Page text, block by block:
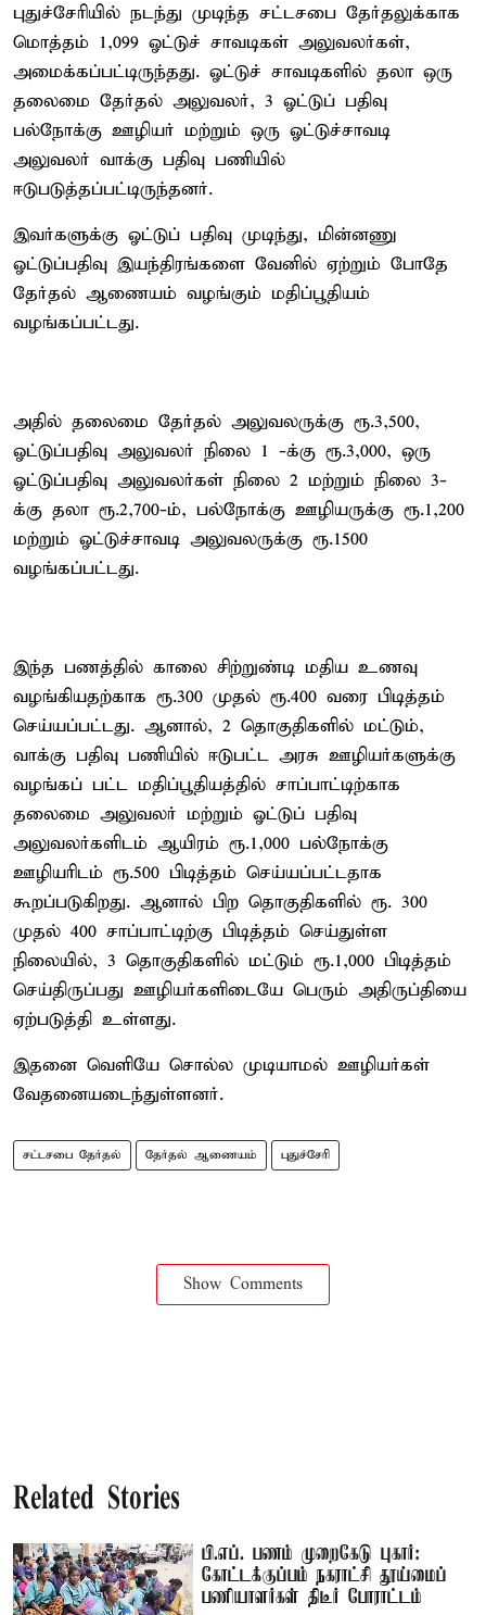
புதுச்சேரியில் நடந்து முடிந்த சட்டசபை தேர்தலுக்காக
மொத்தம் 1,099 ஓட்டுச் சாவடிகள் அலுவலர்கள்,
அமைக்கப்பட்டிருந்தது. ஓட்டுச் சாவடிகளில் தலா ஒரு
தலைமை தேர்தல் அலுவலர், 3 ஓட்டுப் பதிவு
பல்நோக்கு ஊழியர் மற்றும் ஒரு ஓட்டுச்சாவடி
அலுவலர் வாக்கு பதிவு பணியில்
ஈடுபடுத்தப்பட்டிருந்தனர்.
இவர்களுக்கு ஓட்டுப் பதிவு முடிந்து, மின்னணு
ஓட்டுப்பதிவு இயந்திரங்களை வேனில் ஏற்றும் போதே
தேர்தல் ஆணையம் வழங்கும் மதிப்பூதியம்
வழங்கப்பட்டது.
அதில் தலைமை தேர்தல் அலுவலருக்கு ரூ.3,500,
ஓட்டுப்பதிவு அலுவலர் நிலை 1 -க்கு ரூ.3,000, ஒரு
ஓட்டுப்பதிவு அலுவலர்கள் நிலை 2 மற்றும் நிலை 3-
க்கு தலா ரூ.2,700-ம், பல்நோக்கு ஊழியருக்கு ரூ.1,200
மற்றும் ஓட்டுச்சாவடி அலுவலருக்கு ரூ.1500
வழங்கப்பட்டது.
இந்த பணத்தில் காலை சிற்றுண்டி மதிய உணவு
வழங்கியதற்காக ரூ.300 முதல் ரூ.400 வரை பிடித்தம்
செய்யப்பட்டது. ஆனால், 2 தொகுதிகளில் மட்டும்,
வாக்கு பதிவு பணியில் ஈடுபட்ட அரசு ஊழியர்களுக்கு
வழங்கப் பட்ட மதிப்பூதியத்தில் சாப்பாட்டிற்காக
தலைமை அலுவலர் மற்றும் ஓட்டுப் பதிவு
அலுவலர்களிடம் ஆயிரம் ரூ.1,000 பல்நோக்கு
ஊழியரிடம் ரூ.500 பிடித்தம் செய்யப்பட்டதாக
கூறப்படுகிறது. ஆனால் பிற தொகுதிகளில் ரூ. 300
முதல் 400 சாப்பாட்டிற்கு பிடித்தம் செய்துள்ள
நிலையில், 3 தொகுதிகளில் மட்டும் ரூ.1,000 பிடித்தம்
செய்திருப்பது ஊழியர்களிடையே பெரும் அதிருப்தியை
ஏற்படுத்தி உள்ளது.
இதனை வெளியே சொல்ல முடியாமல் ஊழியர்கள்
வேதனையடைந்துள்ளனர்.
சட்டசபை தேர்தல் தேர்தல் ஆணையம் புதுச்சேரி
Show Comments
Related Stories
பி.எப். பணம் முறைகேடு புகார்:
கோட்டக்குப்பம் நகராட்சி தூய்மைப்
பணியாளர்கள் திடீர் போராட்டம்